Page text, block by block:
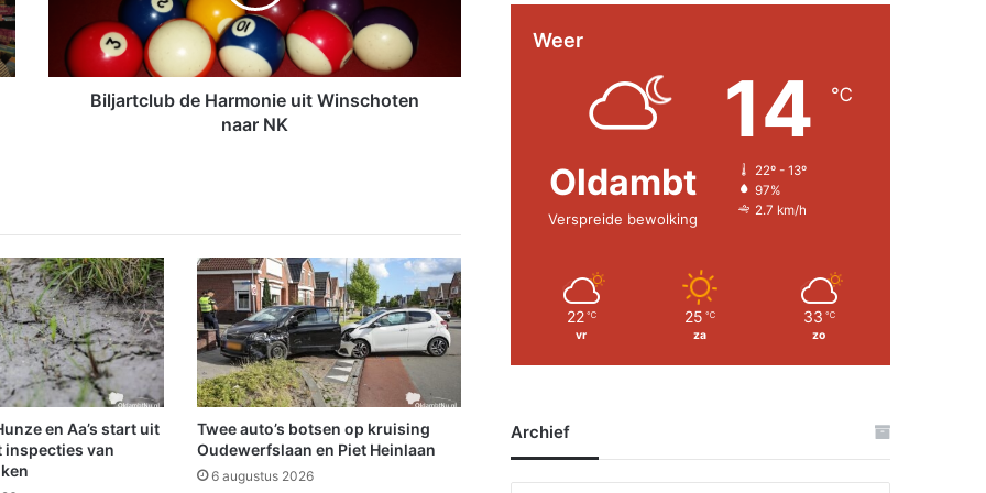
l
r
m
o
n
i
e
u
i
t
W
Biljartclub de Harmonie uit Winschoten
naar NK
en Aa’s start uit
van
Twee auto’s botsen op kruising
Oudewerfslaan en Piet Heinlaan
6 augustus 2026
Weer
Oldambt
Verspreide bewolking
14 ℃
22º - 13º
97%
2.7 km/h
22 ℃
vr
25 ℃
za
33 ℃
zo
Archief